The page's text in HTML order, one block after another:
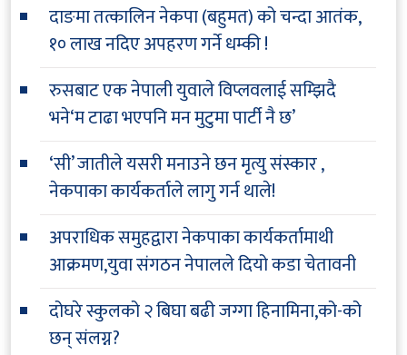
दाङमा तत्कालिन नेकपा (बहुमत) को चन्दा आतंक,
१० लाख नदिए अपहरण गर्ने धम्की !
रुसबाट एक नेपाली युवाले विप्लवलाई सम्झिदै
भने‘म टाढा भएपनि मन मुटुमा पार्टी नै छ’
‘सी’ जातीले यसरी मनाउने छन मृत्यु संस्कार ,
नेकपाका कार्यकर्ताले लागु गर्न थाले!
अपराधिक समुहद्वारा नेकपाका कार्यकर्तामाथी
आक्रमण,युवा संगठन नेपालले दियो कडा चेतावनी
दोघरे स्कुलको २ बिघा बढी जग्गा हिनामिना,को-को
छन् संलग्न?